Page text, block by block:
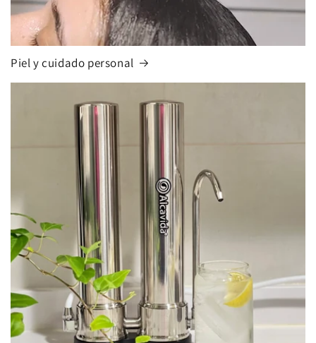
Piel y cuidado personal